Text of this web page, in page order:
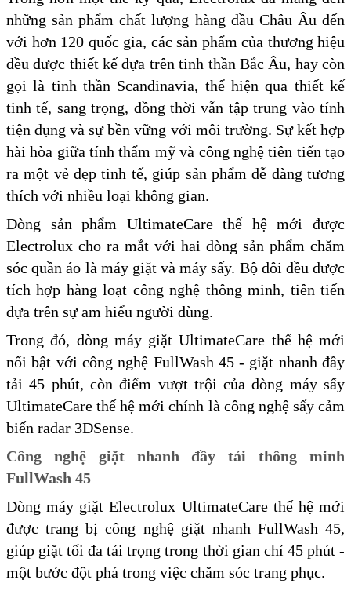
những sản phẩm chất lượng hàng đầu Châu Âu đến
với hơn 120 quốc gia, các sản phẩm của thương hiệu
đều được thiết kế dựa trên tinh thần Bắc Âu, hay còn
gọi là tinh thần Scandinavia, thể hiện qua thiết kế
tinh tế, sang trọng, đồng thời vẫn tập trung vào tính
tiện dụng và sự bền vững với môi trường. Sự kết hợp
hài hòa giữa tính thẩm mỹ và công nghệ tiên tiến tạo
ra một vẻ đẹp tinh tế, giúp sản phẩm dễ dàng tương
thích với nhiều loại không gian.
Dòng sản phẩm UltimateCare thế hệ mới được
Electrolux cho ra mắt với hai dòng sản phẩm chăm
sóc quần áo là máy giặt và máy sấy. Bộ đôi đều được
tích hợp hàng loạt công nghệ thông minh, tiên tiến
dựa trên sự am hiểu người dùng.
Trong đó, dòng máy giặt UltimateCare thế hệ mới
nổi bật với công nghệ FullWash 45 - giặt nhanh đầy
tải 45 phút, còn điểm vượt trội của dòng máy sấy
UltimateCare thế hệ mới chính là công nghệ sấy cảm
biến radar 3DSense.
Công nghệ giặt nhanh đầy tải thông minh
FullWash 45
Dòng máy giặt Electrolux UltimateCare thế hệ mới
được trang bị công nghệ giặt nhanh FullWash 45,
giúp giặt tối đa tải trọng trong thời gian chỉ 45 phút -
một bước đột phá trong việc chăm sóc trang phục.